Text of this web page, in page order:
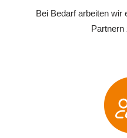
Bei Bedarf arbeiten wir